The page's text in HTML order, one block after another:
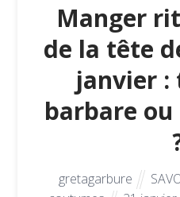
Manger
de la tête
janvier
barbare
gretagarbure